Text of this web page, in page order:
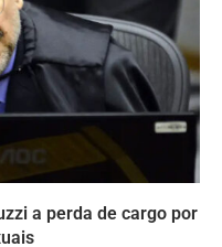
a perda de cargo por